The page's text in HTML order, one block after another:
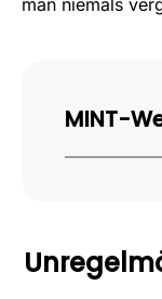
MINT-
von den